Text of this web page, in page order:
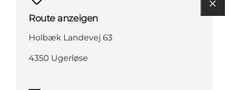
Route anzeigen
Holbæk Landevej 63
4350 Ugerløse